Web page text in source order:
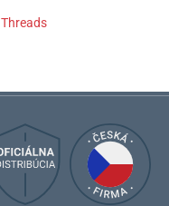
Threads